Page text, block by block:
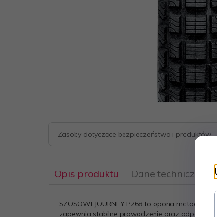
Zasoby dotyczące bezpieczeństwa i produktów
Opis produktu Dane techniczne
SZOSOWEJOURNEY P268 to opona
zapewnia stabilne prowadzenie oraz